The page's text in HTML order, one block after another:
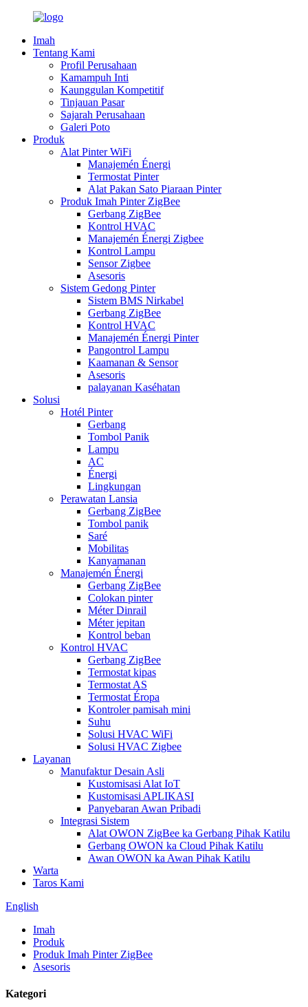
Imah
Tentang Kami
Profil Perusahaan
Kamampuh Inti
Kaunggulan Kompetitif
Tinjauan Pasar
Sajarah Perusahaan
Galeri Poto
Produk
Alat Pinter WiFi
Manajemén Énergi
Termostat Pinter
Alat Pakan Sato Piaraan Pinter
Produk Imah Pinter ZigBee
Gerbang ZigBee
Kontrol HVAC
Manajemén Énergi Zigbee
Kontrol Lampu
Sensor Zigbee
Asesoris
Sistem Gedong Pinter
Sistem BMS Nirkabel
Gerbang ZigBee
Kontrol HVAC
Manajemén Énergi Pinter
Pangontrol Lampu
Kaamanan & Sensor
Asesoris
palayanan Kaséhatan
Solusi
Hotél Pinter
Gerbang
Tombol Panik
Lampu
AC
Énergi
Lingkungan
Perawatan Lansia
Gerbang ZigBee
Tombol panik
Saré
Mobilitas
Kanyamanan
Manajemén Énergi
Gerbang ZigBee
Colokan pinter
Méter Dinrail
Méter jepitan
Kontrol beban
Kontrol HVAC
Gerbang ZigBee
Termostat kipas
Termostat AS
Termostat Éropa
Kontroler pamisah mini
Suhu
Solusi HVAC WiFi
Solusi HVAC Zigbee
Layanan
Manufaktur Desain Asli
Kustomisasi Alat IoT
Kustomisasi APLIKASI
Panyebaran Awan Pribadi
Integrasi Sistem
Alat OWON ZigBee ka Gerbang Pihak Katilu
Gerbang OWON ka Cloud Pihak Katilu
Awan OWON ka Awan Pihak Katilu
Warta
Taros Kami
English
Imah
Produk
Produk Imah Pinter ZigBee
Asesoris
Kategori